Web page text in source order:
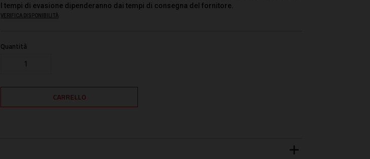
I tempi di evasione dipenderanno dai tempi di consegna del fornitore.
VERIFICA DISPONIBILITÀ
Quantità